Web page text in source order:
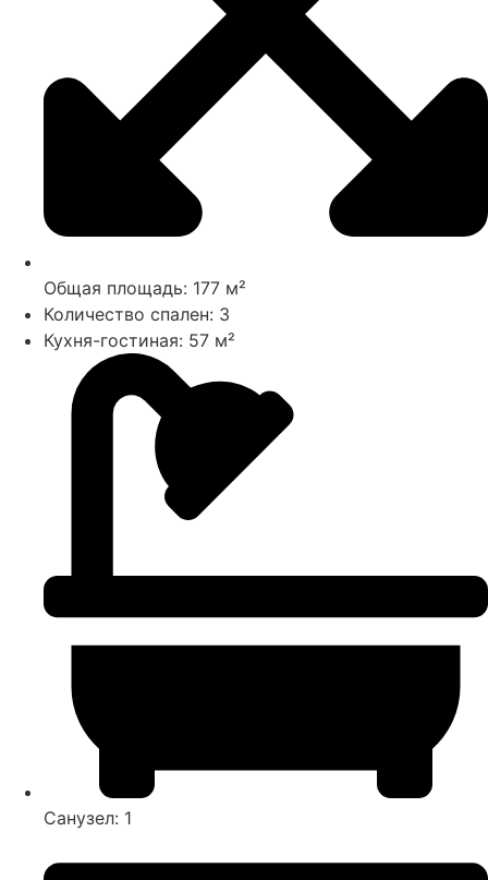
Общая площадь: 177 м²
Количество спален: 3
Кухня-гостиная: 57 м²
Санузел: 1